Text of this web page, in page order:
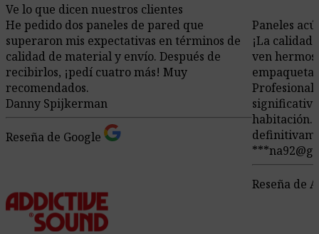
Ve lo que dicen nuestros clientes
He pedido dos paneles de pared que
superaron mis expectativas en términos de
calidad de material y envío. Después de
recibirlos, ¡pedí cuatro más! Muy
recomendados.
Danny Spijkerman
Reseña de Google
Paneles
¡La calidad
ven
habitación.
Reseña de